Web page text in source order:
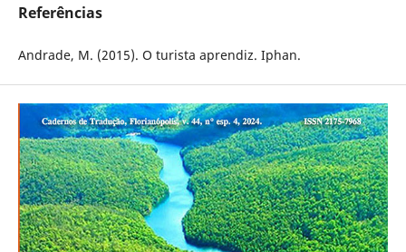
Referências
Andrade, M. (2015). O turista aprendiz. Iphan.